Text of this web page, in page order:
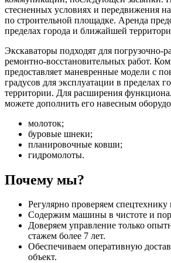
стесненных условиях и передвижения
по строительной площадке. Аренда
пределах города и ближайшей
Экскаваторы подходят для погрузочно-
ремонтно-восстановительных работ.
предоставляет маневренные модели с
градусов для эксплуатации в пределах
территории. Для расширения
можете дополнить его навесным
молоток;
буровые шнеки;
планировочные ковши;
гидромолоты.
Почему мы?
Регулярно проверяем спецтехнику
Содержим машины в чистоте и
Доверяем управление только
стажем более 7 лет.
Обеспечиваем оперативную
объект.